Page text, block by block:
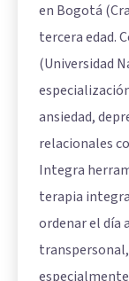
en Bogotá
tercera edad.
(Universidad
ansiedad,
relacionales
Integra
terapia
ordenar el día